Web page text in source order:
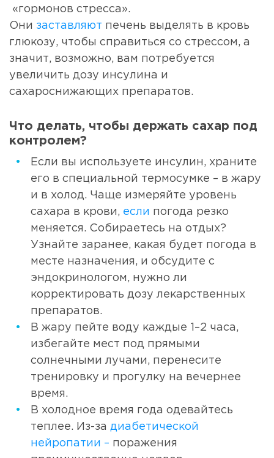
«гормонов стресса».
Они заставляют печень выделять в кровь
глюкозу, чтобы справиться со стрессом, а
значит, возможно, вам потребуется
увеличить дозу инсулина и
сахароснижающих препаратов.
Что делать, чтобы держать сахар под
контролем?
Если вы используете инсулин, храните
его в специальной термосумке – в жару
и в холод. Чаще измеряйте уровень
сахара в крови, если погода резко
меняется. Собираетесь на отдых?
Узнайте заранее, какая будет погода в
месте назначения, и обсудите с
эндокринологом, нужно ли
корректировать дозу лекарственных
препаратов.
В жару пейте воду каждые 1–2 часа,
избегайте мест под прямыми
солнечными лучами, перенесите
тренировку и прогулку на вечернее
время.
В холодное время года одевайтесь
теплее. Из-за диабетической
нейропатии – поражения